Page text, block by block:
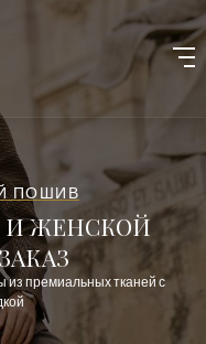
ПОШИВ
И ЖЕНСКОЙ
из премиальных тканей с